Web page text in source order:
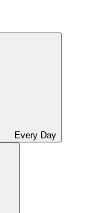
Every Day